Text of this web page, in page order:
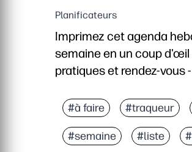
Planificateurs
Imprimez cet agenda
semaine en un coup d'œil
pratiques et rendez-vous
Commodité sans
Disposition sans
Augmente
#à faire #traqueur
#semaine #liste